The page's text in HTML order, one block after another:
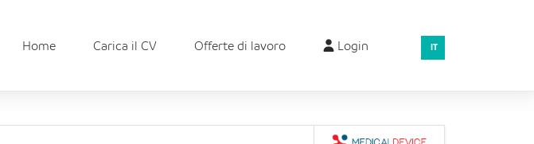
Home Carica il CV Offerte di lavoro Login IT